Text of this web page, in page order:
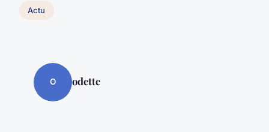
Actu
O odette